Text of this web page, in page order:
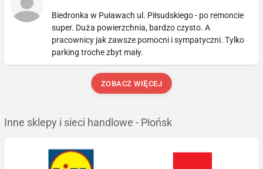
Biedronka w Puławach ul. Piłsudskiego - po remoncie
super. Duża powierzchnia, bardzo czysto. A
pracownicy jak zawsze pomocni i sympatyczni. Tylko
parking troche zbyt mały.
ZOBACZ WIĘCEJ
Inne sklepy i sieci handlowe - Płońsk